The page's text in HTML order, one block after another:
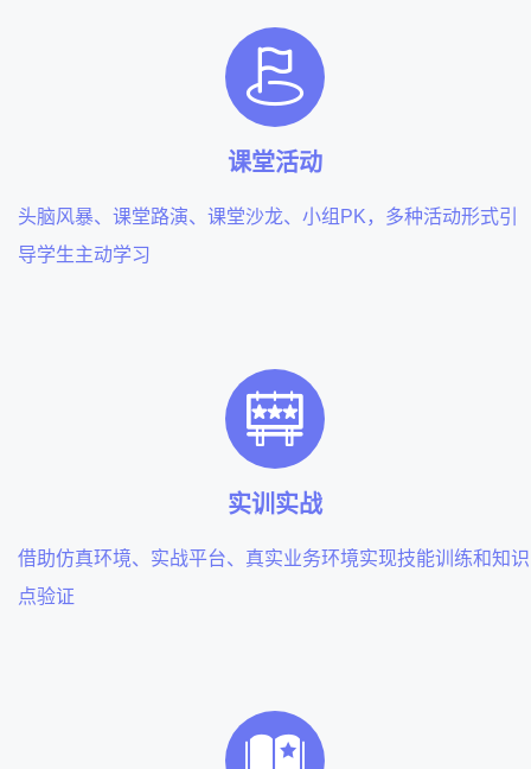
课堂活动
头脑风暴、课堂路演、课堂沙龙、小组PK，多种活动形式引
导学生主动学习
实训实战
借助仿真环境、实战平台、真实业务环境实现技能训练和知识
点验证